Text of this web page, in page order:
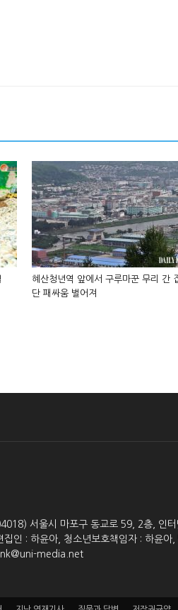
혜산청년역 앞에서 구루마꾼 무리 간
단 패싸움 벌어져
서울시 마포구 동교로 59, 2층, 인
집인 : 하윤아, 청소년보호책임자 : 하
media.net